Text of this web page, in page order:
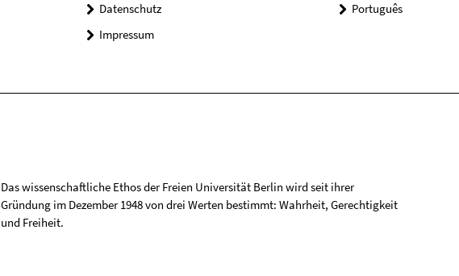
Datenschutz
Impressum
Português
Das wissenschaftliche Ethos der Freien Universität Berlin wird seit ihrer
Gründung im Dezember 1948 von drei Werten bestimmt: Wahrheit, Gerechtigkeit
und Freiheit.